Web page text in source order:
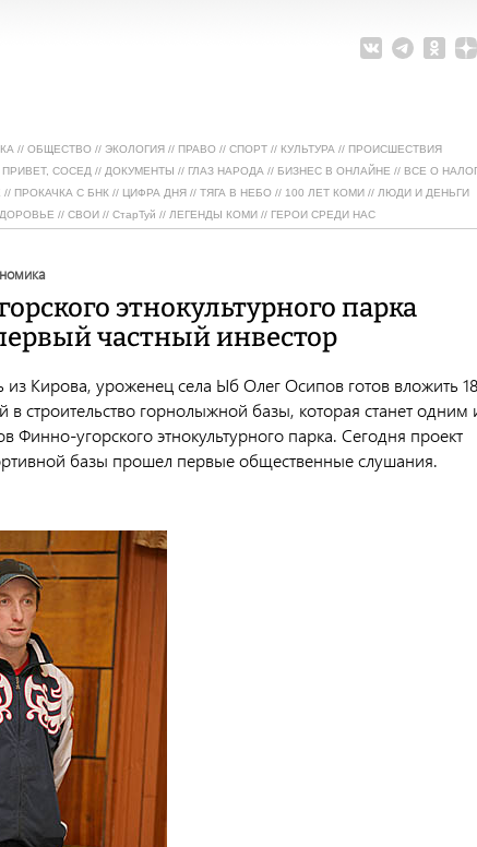
// ОБЩЕСТВО // ЭКОЛОГИЯ // ПРАВО // СПОРТ // КУЛЬТУРА // ПРОИСШЕСТВИЯ
ПРИВЕТ, СОСЕД // ДОКУМЕНТЫ // ГЛАЗ НАРОДА // БИЗНЕС В ОНЛАЙНЕ // ВСЕ О
// ПРОКАЧКА С БНК // ЦИФРА ДНЯ // ТЯГА В НЕБО // 100 ЛЕТ КОМИ // ЛЮДИ И ДЕНЬГИ
// СВОИ // СтарТуй // ЛЕГЕНДЫ КОМИ // ГЕРОИ СРЕДИ НАС
этнокультурного парка
частный инвестор
Кирова, уроженец села Ыб Олег Осипов готов вложить 18
в строительство горнолыжной базы, которая станет одним
Финно-угорского этнокультурного парка. Сегодня проект
базы прошел первые общественные слушания.